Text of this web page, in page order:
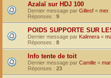
Azalaï sur HDJ 100
Dernier message par Gillesf « mer.
Réponses : 9
POIDS SUPPORTE SUR
Dernier message par Kalimera «
Réponses : 8
Info tente de toit
Dernier message par Camille «
Réponses : 23